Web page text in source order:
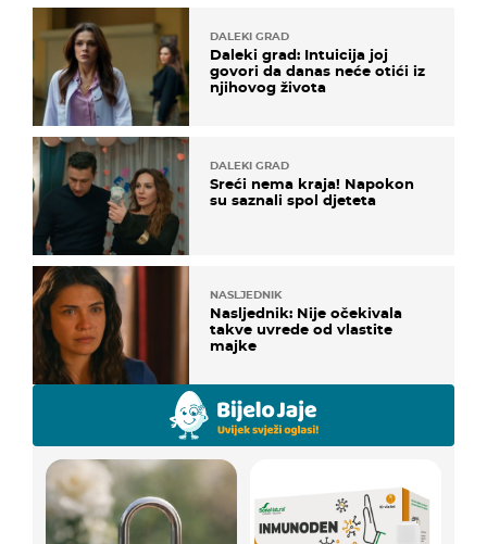
DALEKI GRAD
Daleki grad: Intuicija joj
govori da danas neće otići iz
njihovog života
DALEKI GRAD
Sreći nema kraja! Napokon
su saznali spol djeteta
NASLJEDNIK
Nasljednik: Nije očekivala
takve uvrede od vlastite
majke